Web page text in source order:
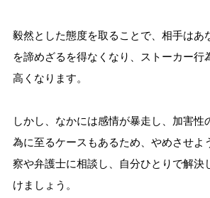
毅然とした態度を取ることで、相手はあ
を諦めざるを得なくなり、ストーカー行
高くなります。
しかし、なかには感情が暴走し、加害性
為に至るケースもあるため、やめさせよ
察や弁護士に相談し、自分ひとりで解決
けましょう。